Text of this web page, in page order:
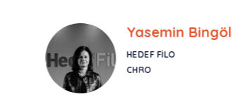
Yasemin Bingöl
HEDEF FILO
CHRO